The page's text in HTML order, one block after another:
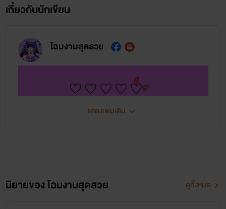
เกี่ยวกับนักเขียน
โฉมงามสุดสวย
แสดงเพิ่มเติม
นิยายของ โฉมงามสุดสวย ดูทั้งหมด